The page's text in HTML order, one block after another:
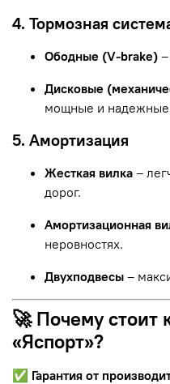
4. Тормозная
Ободные (V-brake)
Дисковые
мощные и надежные
5. Амортизация
Жесткая вилка –
дорог.
Амортизационная
неровностях.
Двухподвесы –
🚀 Почему стоит
«Яспорт»?
✅ Гарантия от